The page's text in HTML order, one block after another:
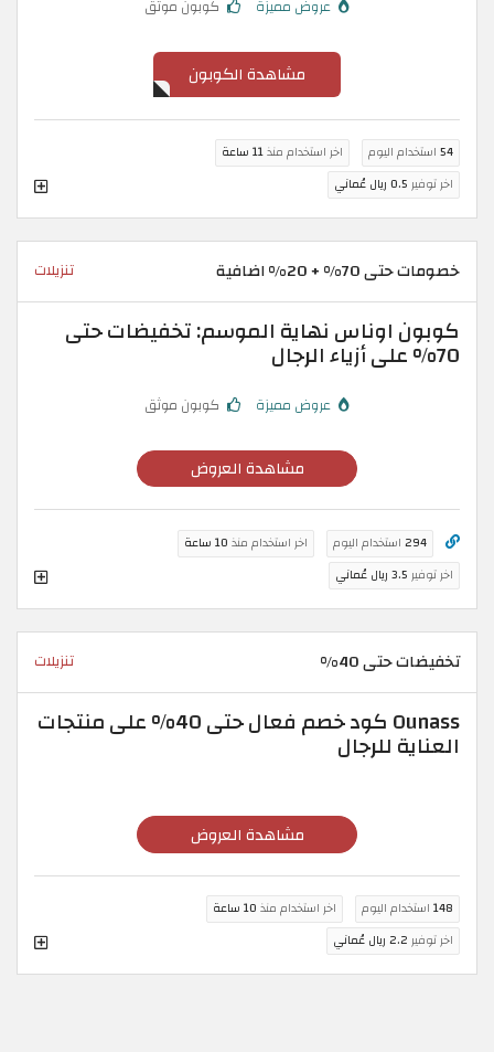
عروض مميزة كوبون موثق
مشاهدة الكوبون
54 استخدام اليوم اخر استخدام منذ11 ساعة
اخر توفير 0.5 ريال عُماني
خصومات حتى 70% + 20% اضافية تنزيلات
كوبون اوناس نهاية الموسم: تخفيضات حتى
70% على أزياء الرجال
عروض مميزة كوبون موثق
مشاهدة العروض
294 استخدام اليوم اخر استخدام منذ 10 ساعة
اخر توفير 3.5 ريال عُماني
تخفيضات حتى 40% تنزيلات
Ounass كود خصم فعال حتى 40% على منتجات
العناية للرجال
مشاهدة العروض
148 استخدام اليوم اخر استخدام منذ 10 ساعة
اخر توفير 2.2 ريال عُماني